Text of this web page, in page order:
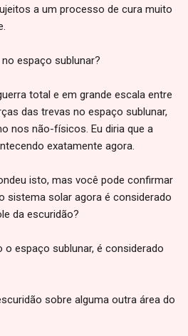
a um processo de cura muito
espaço sublunar?
total e em grande escala entre
das trevas no espaço sublunar,
nos não-físicos. Eu diria que a
exatamente agora.
isto, mas você pode confirmar
sistema solar agora é considerado
da escuridão?
o espaço sublunar, é considerado
sobre alguma outra área do